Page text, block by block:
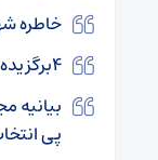
خاطره
۴برگزیده جشنواره بین‌المللی قصه‌گویی از فارس
بیانیه
پی